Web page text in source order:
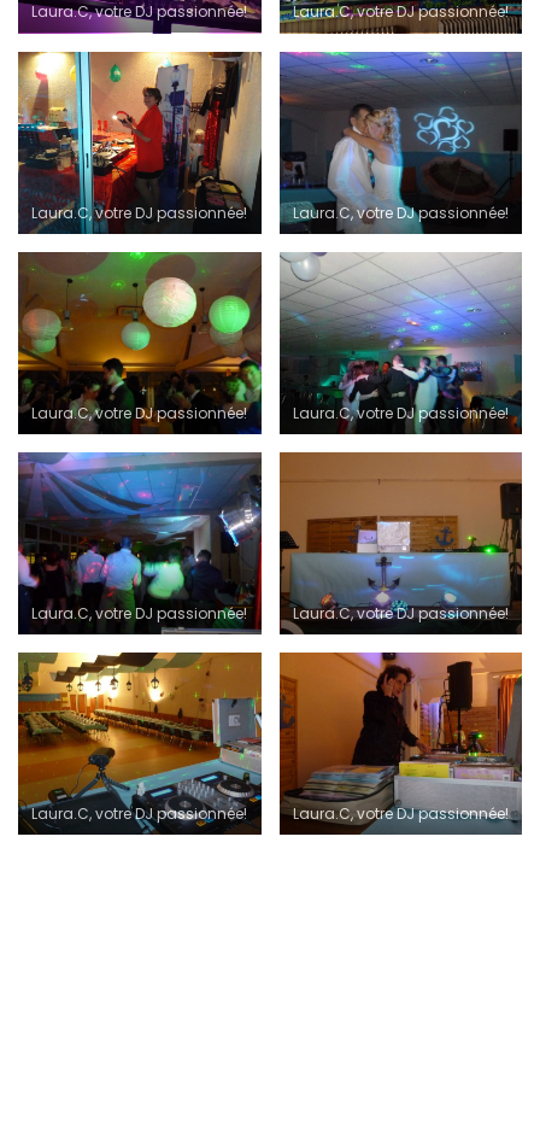
Laura.C, votre DJ passionnée! Laura.C, votre DJ passionnée!
Laura.C, votre DJ passionnée! Laura.C, votre DJ passionnée!
Laura.C, votre DJ passionnée! Laura.C, votre DJ passionnée!
Laura.C, votre DJ passionnée! Laura.C, votre DJ passionnée!
Laura.C, votre DJ passionnée! Laura.C, votre DJ passionnée!